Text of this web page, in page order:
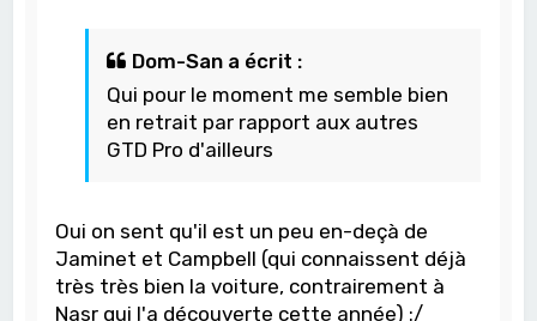
Dom-San a écrit :
Qui pour le moment me semble bien
en retrait par rapport aux autres
GTD Pro d'ailleurs
Oui on sent qu'il est un peu en-deçà de
Jaminet et Campbell (qui connaissent déjà
très très bien la voiture, contrairement à
Nasr qui l'a découverte cette année) :/